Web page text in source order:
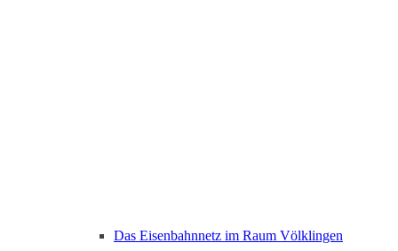
Das Eisenbahnnetz im Raum Völklingen